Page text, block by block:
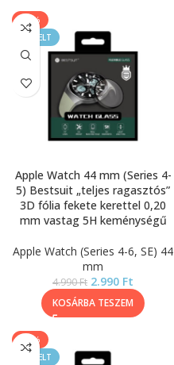
-40%
KIEMELT
Apple Watch 44 mm (Series 4-
5) Bestsuit „teljes ragasztós”
3D fólia fekete kerettel 0,20
mm vastag 5H keménységű
Apple Watch (Series 4-6, SE) 44
mm
4.990Ft 2.990 Ft
KOSÁRBA TESZEM
-40%
KIEMELT